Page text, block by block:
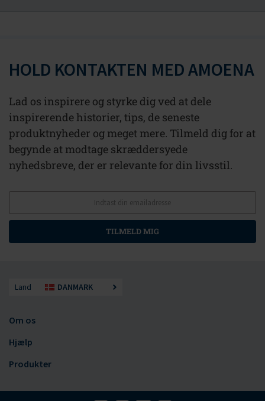
HOLD KONTAKTEN MED AMOENA
Lad os inspirere og styrke dig ved at dele
inspirerende historier, tips, de seneste
produktnyheder og meget mere. Tilmeld dig for at
begynde at modtage skræddersyede
nyhedsbreve, der er relevante for din livsstil.
TILMELD MIG
Land DANMARK
Om os
Hjælp
Produkter